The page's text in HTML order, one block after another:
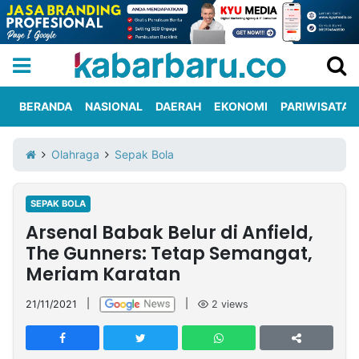
Iklan
Berita
Kami
Nasional
International
Olahraga
Entertainment
Daerah
Pariwisata
Kuliner
Kolom
Network
PT
TREETAN
BERANDA NASIONAL DAERAH EKONOMI PARIWISATA
Olahraga Sepak Bola
SEPAK BOLA
Arsenal Babak Belur di Anfield,
The Gunners: Tetap Semangat,
Meriam Karatan
21/11/2021 2 views